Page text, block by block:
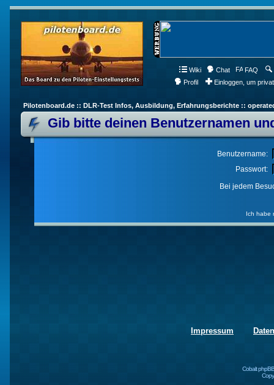
Wiki Chat FAQ
Profil
Einloggen, um
Pilotenboard.de :: DLR-Test Infos, Ausbildung, Erfahrungsberichte ::
Gib bitte deinen Benutzernamen
Benutzername:
Passwort:
Bei jedem
Ich habe
Impressum
Cobalt